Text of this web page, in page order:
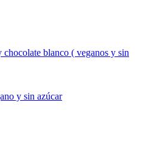
blanco ( veganos y sin
y sin azúcar